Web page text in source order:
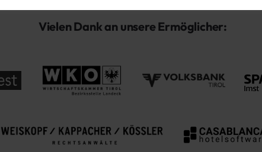
Vielen Dank an unsere Ermöglicher: